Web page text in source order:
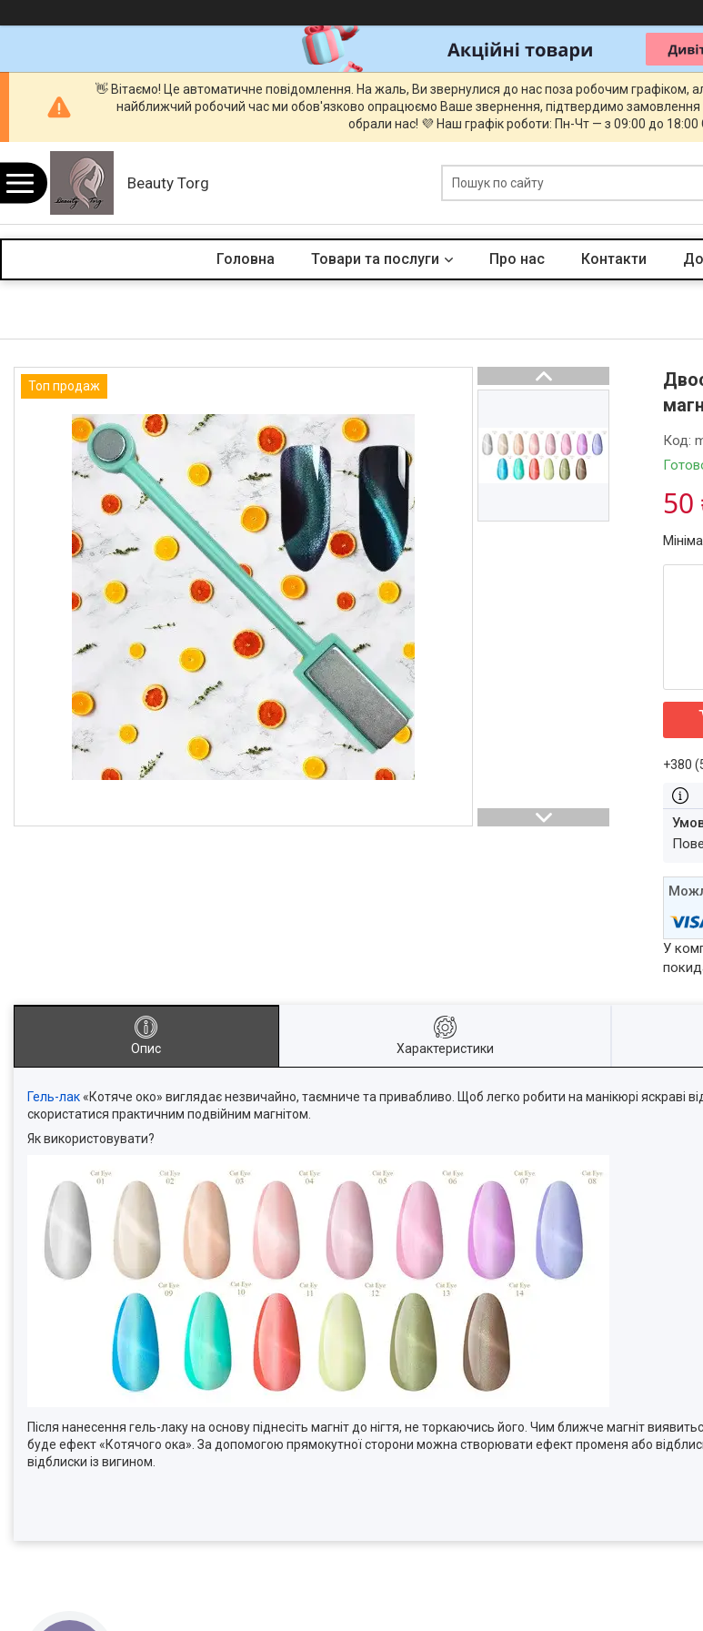
👋 Вітаємо! Це автоматичне повідомлення. На жаль, Ви звернулися до нас поза робочим
найближчий робочий час ми обов'язково опрацюємо Ваше звернення, підтвердимо
обрали нас! 💜 Наш графік роботи: Пн-Чт — з 09:00 до
Beauty Torg
Головна Товари та послуги Про нас Контакти
Топ продаж
Код:
50
+380
У
Опис Характеристики
Гель-лак«Котяче око» виглядає незвичайно, таємниче та привабливо. Щоб легко робити на манікюрі яскраві
скористатися практичним подвійним магнітом.
Як використовувати?
Після нанесення гель-лаку на основу піднесіть магніт до нігтя, не торкаючись його. Чим ближче магніт
буде ефект «Котячого ока». За допомогою прямокутної сторони можна створювати ефект променя або
відблиски із вигином.